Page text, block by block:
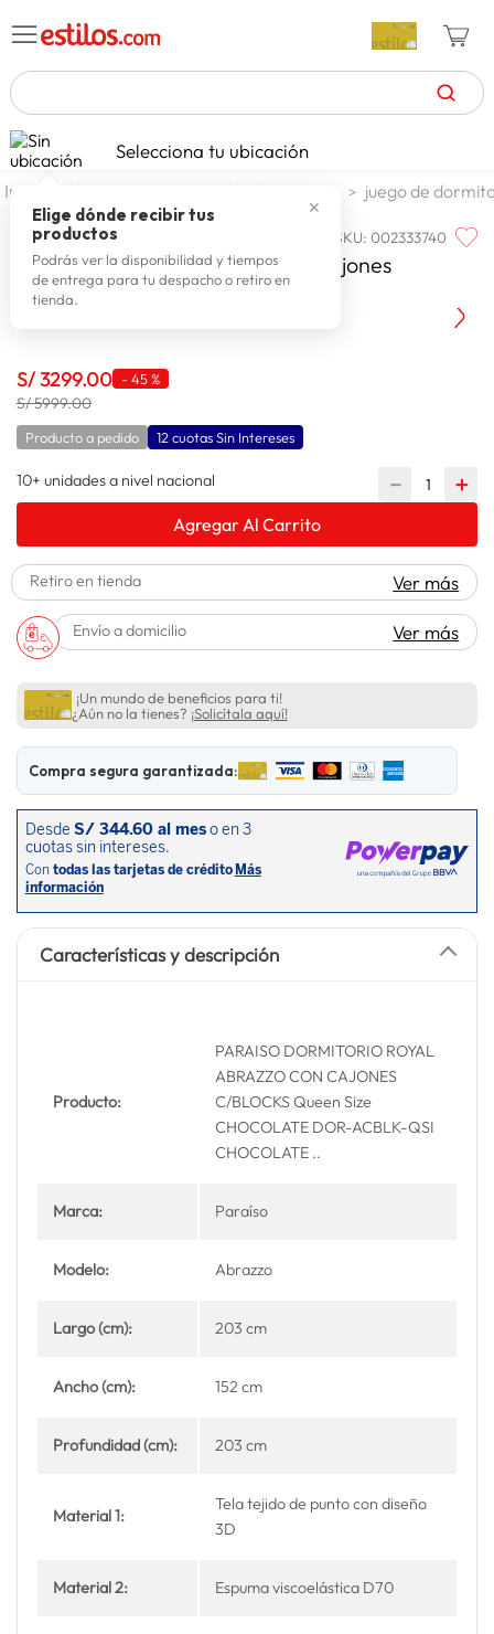
TÉRMINOS MÁS BUSCADOS
1. celulares
2. zapatillas mujer
3. zapatillas hombre
4. moda
6
7. laptop
8. terrex
9. lavadora
Selecciona tu ubicación
✕
Elige dónde recibir tus
productos
Podrás ver la disponibilidad y tiempos
de entrega para tu despacho o retiro en
tienda.
dormitorio juego de dormitorio juego de
PARAISO SKU:002333740
Dormitorio Royal Abrazzo Con Cajones
C/Blocks Queen Size Chocolate
S/3299.00 - 45 %
S/ 5999.00
Producto a pedido 12 cuotas Sin Intereses
10+ unidades a nivel nacional ＋
－
Agregar Al Carrito
Retiro en tienda Ver más
Envío a domicilio Ver más
¡Un mundo de beneficios para ti!
¿Aún no la tienes? ¡Solicítala aquí!
Compra segura garantizada:
Características y descripción
Producto:
PARAISO DORMITORIO ROYAL
ABRAZZO CON CAJONES
C/BLOCKS Queen Size
CHOCOLATE DOR-ACBLK-QSI
CHOCOLATE ..
Marca: Paraíso
Modelo: Abrazzo
Largo (cm): 203 cm
Ancho (cm): 152 cm
Profundidad (cm): 203 cm
Material 1:
Tela tejido de punto con diseño
3D
Material 2: Espuma viscoelástica D70